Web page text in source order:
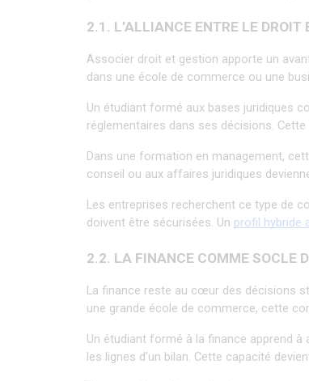
2.1. L’ALLIANCE ENTRE LE DROIT
Associer droit et gestion apporte un
dans une école de commerce ou une
Un étudiant formé aux bases juridiques
réglementaires dans ses décisions.
Dans une formation en management,
conseil ou aux affaires juridiques
Les entreprises recherchent ce type de
doivent être sécurisées. Un profil hybride
2.2. LA FINANCE COMME SOCLE
La finance reste au cœur des décisions
une grande école de commerce, cette
Un étudiant formé à la finance apprend
les lignes d’un bilan. Cette capacité